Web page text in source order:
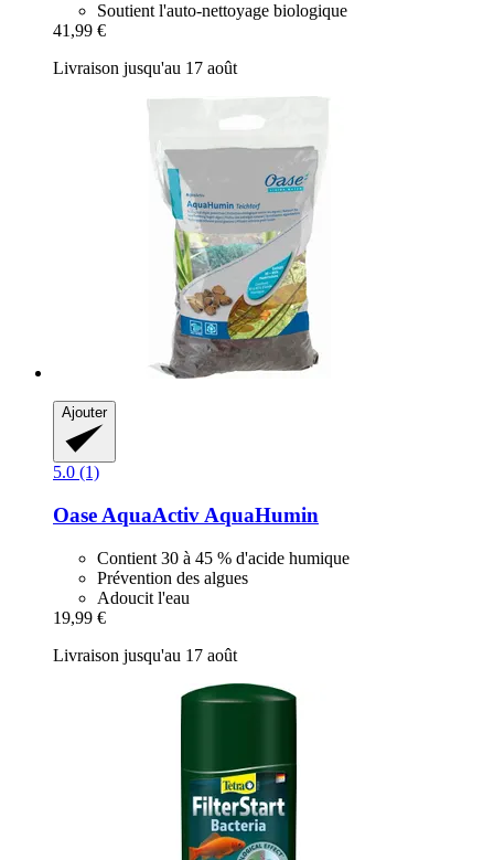
Soutient l'auto-nettoyage biologique
41,99 €
Livraison jusqu'au 17 août
Ajouter
5.0 (1)
Oase AquaActiv AquaHumin
Contient 30 à 45 % d'acide humique
Prévention des algues
Adoucit l'eau
19,99 €
Livraison jusqu'au 17 août